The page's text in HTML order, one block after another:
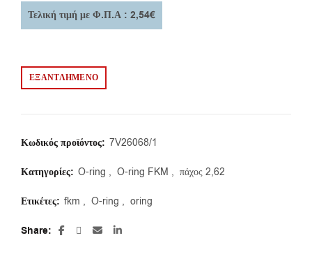
Τελική τιμή με Φ.Π.Α : 2,54€
ΕΞΑΝΤΛΗΜΈΝΟ
Κωδικός προϊόντος: 7V26068/1
Κατηγορίες: O-ring , O-ring FKM , πάχος 2,62
Ετικέτες: fkm , O-ring , oring
Share